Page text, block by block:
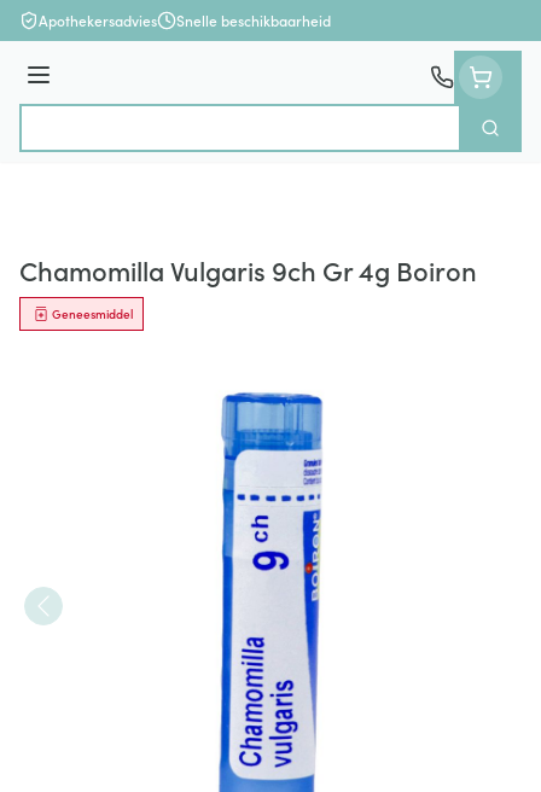
Ga naar de inhoud
Apothekersadvies Snelle beschikbaarheid
Menu
Zoek
Chamomilla Vulgaris 9ch Gr 4g Boiron
Geneesmiddel